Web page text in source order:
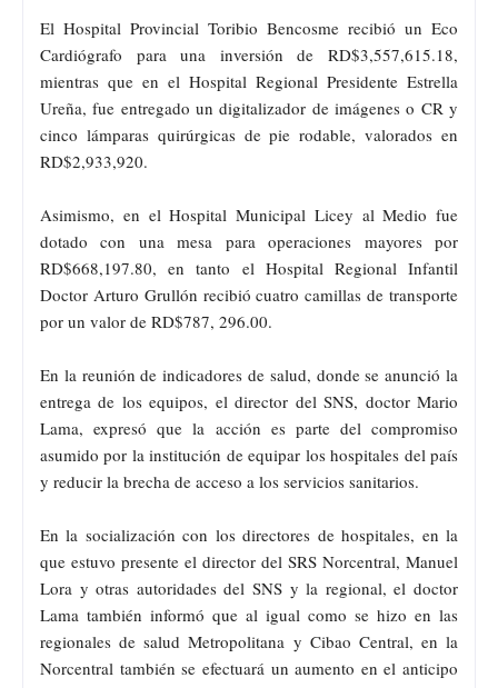
El Hospital Provincial Toribio Bencosme recibió un Eco
Cardiógrafo para una inversión de RD$3,557,615.18,
mientras que en el Hospital Regional Presidente Estrella
Ureña, fue entregado un digitalizador de imágenes o CR y
cinco lámparas quirúrgicas de pie rodable, valorados en
RD$2,933,920.
Asimismo, en el Hospital Municipal Licey al Medio fue
dotado con una mesa para operaciones mayores por
RD$668,197.80, en tanto el Hospital Regional Infantil
Doctor Arturo Grullón recibió cuatro camillas de transporte
por un valor de RD$787, 296.00.
En la reunión de indicadores de salud, donde se anunció la
entrega de los equipos, el director del SNS, doctor Mario
Lama, expresó que la acción es parte del compromiso
asumido por la institución de equipar los hospitales del país
y reducir la brecha de acceso a los servicios sanitarios.
En la socialización con los directores de hospitales, en la
que estuvo presente el director del SRS Norcentral, Manuel
Lora y otras autoridades del SNS y la regional, el doctor
Lama también informó que al igual como se hizo en las
regionales de salud Metropolitana y Cibao Central, en la
Norcentral también se efectuará un aumento en el anticipo